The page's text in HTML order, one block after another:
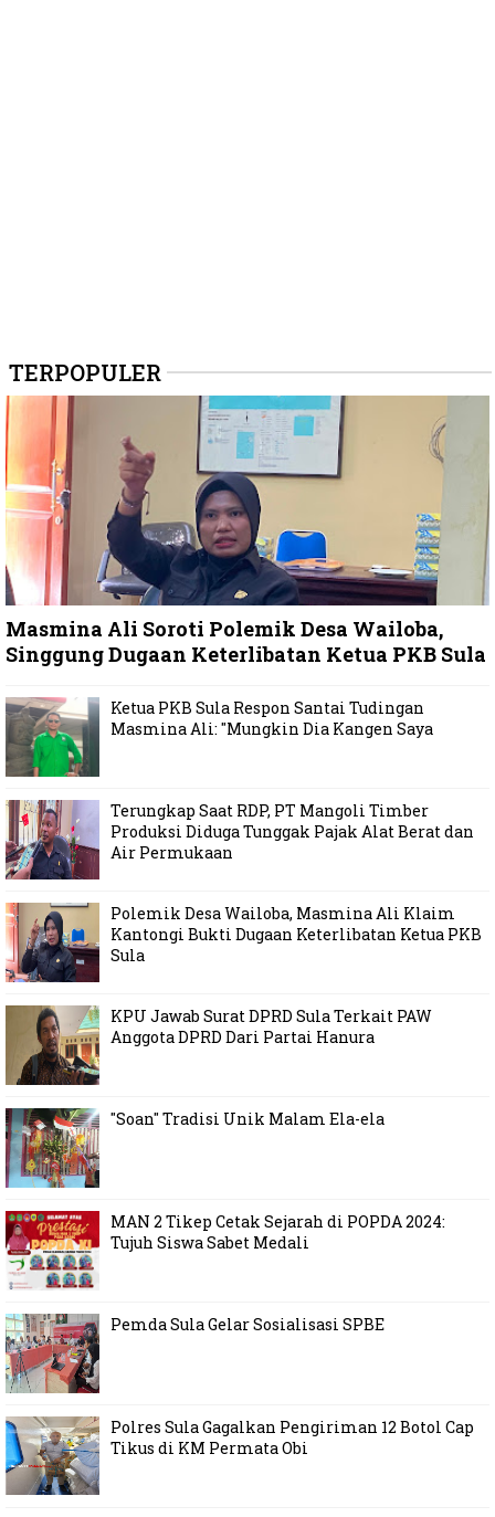
TERPOPULER
Masmina Ali Soroti Polemik Desa Wailoba,
Singgung Dugaan Keterlibatan Ketua PKB Sula
Ketua PKB Sula Respon Santai Tudingan
Masmina Ali: "Mungkin Dia Kangen Saya
Terungkap Saat RDP, PT Mangoli Timber
Produksi Diduga Tunggak Pajak Alat Berat dan
Air Permukaan
Polemik Desa Wailoba, Masmina Ali Klaim
Kantongi Bukti Dugaan Keterlibatan Ketua PKB
Sula
KPU Jawab Surat DPRD Sula Terkait PAW
Anggota DPRD Dari Partai Hanura
"Soan" Tradisi Unik Malam Ela-ela
MAN 2 Tikep Cetak Sejarah di POPDA 2024:
Tujuh Siswa Sabet Medali
Pemda Sula Gelar Sosialisasi SPBE
Polres Sula Gagalkan Pengiriman 12 Botol Cap
Tikus di KM Permata Obi